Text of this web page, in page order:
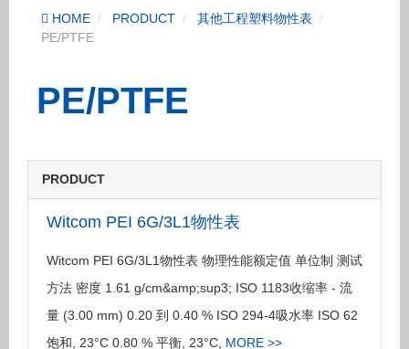
HOME PRODUCT
其他工程塑料物性表
PE/PTFE
PE/PTFE
PRODUCT
Witcom PEI 6G/3L1物性表
Witcom PEI 6G/3L1物性表 物理性能额定值 单位制 测试
方法 密度 1.61 g/cm&amp;sup3; ISO 1183收缩率 - 流
量 (3.00 mm) 0.20 到 0.40 % ISO 294-4吸水率 ISO 62
饱和, 23°C 0.80 % 平衡, 23°C, MORE >>